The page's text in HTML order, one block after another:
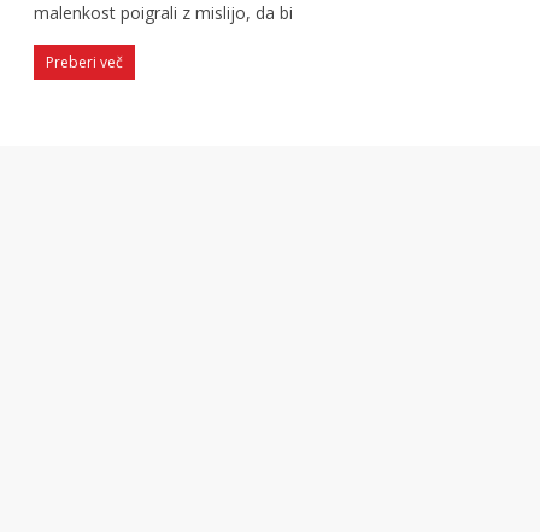
malenkost poigrali z mislijo, da bi
Preberi več